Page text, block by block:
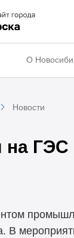
О
Новости
на ГЭС
В